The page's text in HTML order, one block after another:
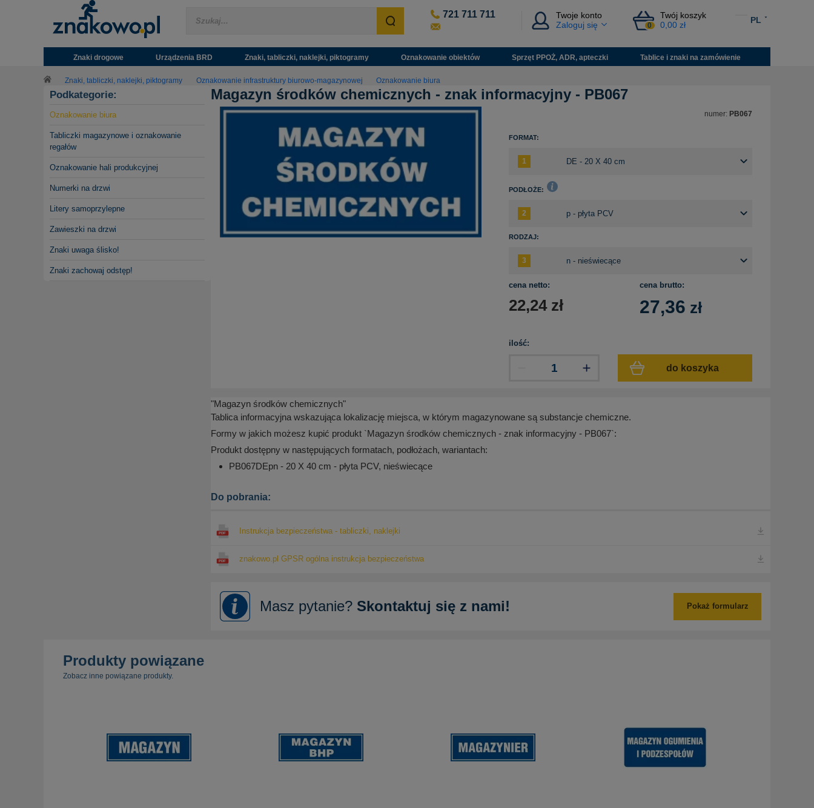
721 711 711
Twoje konto
Zaloguj się
Twój koszyk
0 0,00 zł
PL
Znaki drogowe Urządzenia BRD Znaki, tabliczki, naklejki, piktogramy Oznakowanie obiektów Sprzęt PPOŻ, ADR, apteczki Tablice i znaki na zamówienie
Znaki, tabliczki, naklejki, piktogramy Oznakowanie infrastruktury biurowo-magazynowej Oznakowanie biura
Podkategorie:
Oznakowanie biura
Tabliczki magazynowe i oznakowanie
regałów
Oznakowanie hali produkcyjnej
Numerki na drzwi
Litery samoprzylepne
Zawieszki na drzwi
Znaki uwaga ślisko!
Znaki zachowaj odstęp!
Magazyn środków chemicznych - znak informacyjny - PB067
numer: PB067
FORMAT:
PODŁOŻE:
RODZAJ:
cena netto:
22,24 zł
cena brutto:
27,36 zł
ilość:
do koszyka
"Magazyn środków chemicznych"
Tablica informacyjna wskazująca lokalizację miejsca, w którym magazynowane są substancje chemiczne.
Formy w jakich możesz kupić produkt `Magazyn środków chemicznych - znak informacyjny - PB067`:
Produkt dostępny w następujących formatach, podłożach, wariantach:
PB067DEpn - 20 X 40 cm - płyta PCV, nieświecące
Do pobrania:
Instrukcja bezpieczeństwa - tabliczki, naklejki
znakowo.pl GPSR ogólna instrukcja bezpieczeństwa
Masz pytanie? Skontaktuj się z nami! Pokaż formularz
Produkty powiązane
Zobacz inne powiązane produkty.